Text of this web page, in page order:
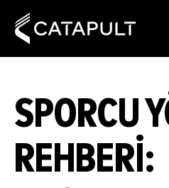
SPORCU
REHBERI: